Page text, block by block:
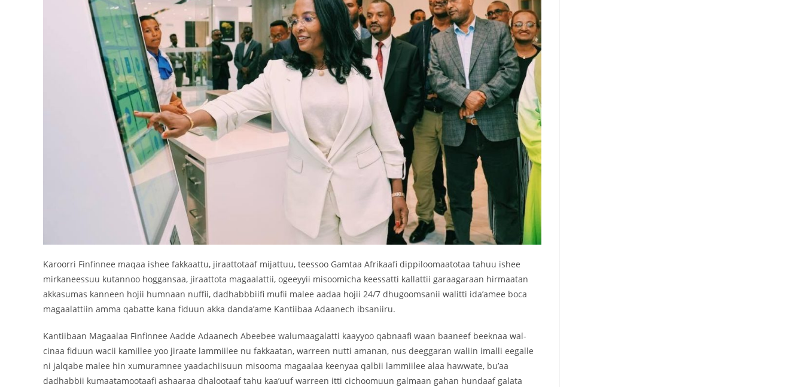
Karoorri Finfinnee maqaa ishee fakkaattu, jiraattotaaf mijattuu, teessoo Gamtaa Afrikaafi dippiloomaatotaa tahuu ishee
mirkaneessuu kutannoo hoggansaa, jiraattota magaalattii, ogeeyyii misoomicha keessatti kallattii garaagaraan hirmaatan
akkasumas kanneen hojii humnaan nuffii, dadhabbbiifi mufii malee aadaa hojii 24/7 dhugoomsanii walitti ida’amee boca
magaalattiin amma qabatte kana fiduun akka danda’ame Kantiibaa Adaanech ibsaniiru.
Kantiibaan Magaalaa Finfinnee Aadde Adaanech Abeebee walumaagalatti kaayyoo qabnaafi waan baaneef beeknaa wal-
cinaa fiduun wacii kamillee yoo jiraate lammiilee nu fakkaatan, warreen nutti amanan, nus deeggaran waliin imalli eegalle
ni jalqabe malee hin xumuramnee yaadachiisuun misooma magaalaa keenyaa qalbii lammiilee alaa hawwate, bu’aa
dadhabbii kumaatamootaafi ashaaraa dhalootaaf tahu kaa’uuf warreen itti cichoomuun galmaan gahan hundaaf galata